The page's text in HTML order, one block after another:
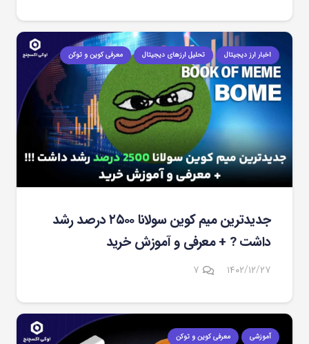
اخبار ارز دیجیتال تحلیل ارزهای دیجیتال معرفی کوین و توکن
جدیدترین میم کوین سولانا ۲۵۰۰ درصد رشد
داشت ? + معرفی و آموزش خرید
۱۴۰۲/۱۲/۲۷ ۷دیدگاه
آموزشی معرفی کوین و توکن